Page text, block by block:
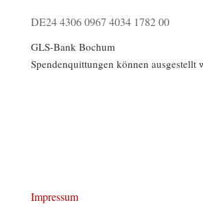
DE24 4306 0967 4034 1782 00
GLS-Bank Bochum
Spendenquittungen können ausgestellt
Impressum